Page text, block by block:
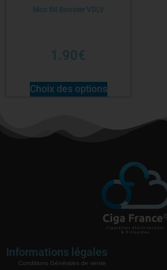
Nico fill Booster VDLV
1.90€
Choix des options
Informations légales
Conditions Générales de vente